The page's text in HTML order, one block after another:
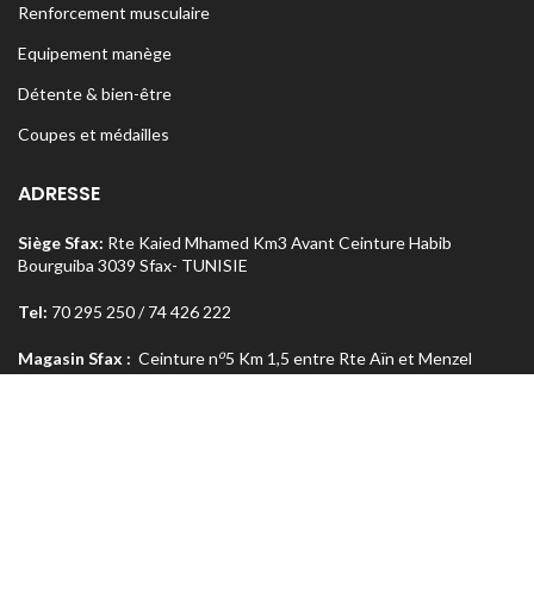
Renforcement musculaire
Equipement manège
Détente & bien-être
Coupes et médailles
ADRESSE
Siège Sfax: Rte Kaied Mhamed Km3 Avant Ceinture Habib
Bourguiba 3039 Sfax- TUNISIE
Tel: 70 295 250 / 74 426 222
Magasin Sfax : Ceinture no5 Km 1,5 entre Rte Aïn et Menzel
Chaker 3072 Sfax – TUNISIE